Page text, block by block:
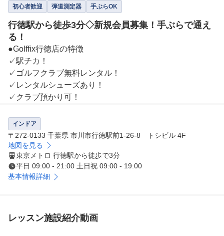
初心者歓迎 弾道測定器 手ぶらOK
行徳駅から徒歩3分◇新規会員募集！手ぶらで通え
る！
●Golffix行徳店の特徴
✓駅チカ！
✓ゴルフクラブ無料レンタル！
✓レンタルシューズあり！
✓クラブ預かり可！
インドア
〒272-0133 千葉県 市川市行徳駅前1-26-8 トシビル 4F
地図を見る
東京メトロ 行徳駅から徒歩で3分
平日 09:00 - 21:00 土日祝 09:00 - 19:00
基本情報詳細
レッスン施設紹介動画